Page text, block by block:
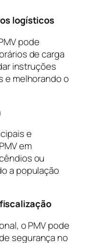
logísticos
pode
de carga
instruções
e melhorando o
e
em
ou
a população
o PMV pode
segurança no